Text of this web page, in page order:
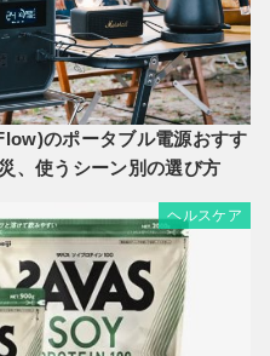
のポータブル電源おすす
、使うシーン別の選び方
ヘルスケア